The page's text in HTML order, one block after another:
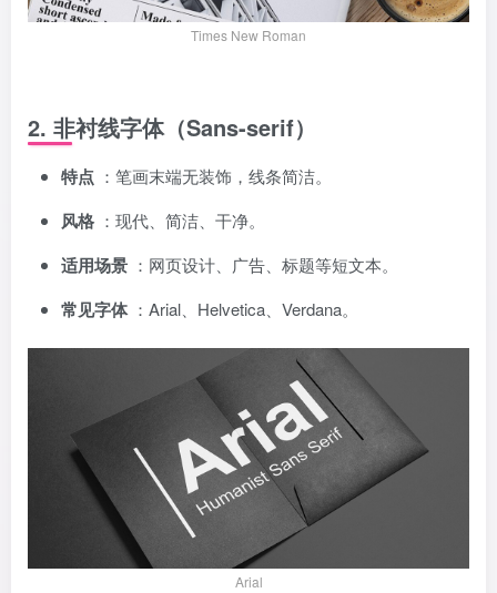
Times New Roman
2. 非衬线字体（Sans-serif）
特点 ：笔画末端无装饰，线条简洁。
风格 ：现代、简洁、干净。
适用场景 ：网页设计、广告、标题等短文本。
常见字体 ：Arial、Helvetica、Verdana。
Arial